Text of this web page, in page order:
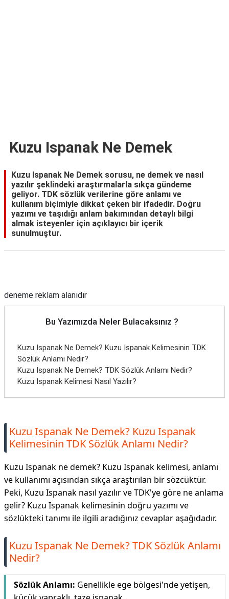
Kuzu Ispanak Ne Demek
Kuzu Ispanak Ne Demek sorusu, ne demek ve nasıl
yazılır şeklindeki araştırmalarla sıkça gündeme
geliyor. TDK sözlük verilerine göre anlamı ve
kullanım biçimiyle dikkat çeken bir ifadedir. Doğru
yazımı ve taşıdığı anlam bakımından detaylı bilgi
almak isteyenler için açıklayıcı bir içerik
sunulmuştur.
deneme reklam alanıdır
Bu Yazımızda Neler Bulacaksınız ?
Kuzu Ispanak Ne Demek? Kuzu Ispanak Kelimesinin TDK
Sözlük Anlamı Nedir?
Kuzu Ispanak Ne Demek? TDK Sözlük Anlamı Nedir?
Kuzu Ispanak Kelimesi Nasıl Yazılır?
Kuzu Ispanak Ne Demek? Kuzu Ispanak
Kelimesinin TDK Sözlük Anlamı Nedir?
Kuzu Ispanak ne demek? Kuzu Ispanak kelimesi, anlamı
ve kullanımı açısından sıkça araştırılan bir sözcüktür.
Peki, Kuzu Ispanak nasıl yazılır ve TDK'ye göre ne anlama
gelir? Kuzu Ispanak kelimesinin doğru yazımı ve
sözlükteki tanımı ile ilgili aradığınız cevaplar aşağıdadır.
Kuzu Ispanak Ne Demek? TDK Sözlük Anlamı
Nedir?
Sözlük Anlamı: Genellikle ege bölgesi'nde yetişen,